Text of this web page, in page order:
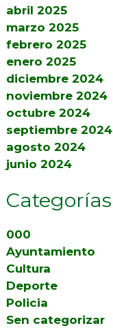
abril 2025
marzo 2025
febrero 2025
enero 2025
diciembre 2024
noviembre 2024
octubre 2024
septiembre 2024
agosto 2024
junio 2024
Categorías
000
Ayuntamiento
Cultura
Deporte
Policia
Sen categorizar